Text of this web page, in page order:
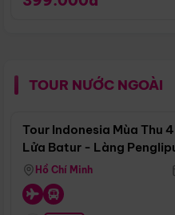
TOUR NƯỚC NGOÀI
Tour Indonesia Mùa Thu
Lửa Batur - Làng
Hồ Chí Minh